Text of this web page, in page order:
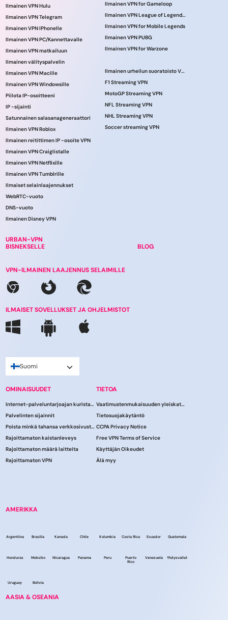
Ilmainen VPN Hulu
Ilmainen VPN Telegram
Ilmainen VPN IPhonelle
Ilmainen VPN PC/Kannettavalle
Ilmainen VPN matkailuun
Ilmainen välityspalvelin
Ilmainen VPN Macille
Ilmainen VPN Windowsille
Piilota IP-osoitteeni
IP -sijainti
Satunnainen salasanageneraattori
Ilmainen VPN Roblox
Ilmainen reitittimen IP -osoite VPN
Ilmainen VPN Craiglistalle
Ilmainen VPN Netflixille
Ilmainen VPN Tumblrille
Ilmaiset selainlaajennukset
WebRTC-vuoto
DNS-vuoto
Ilmainen Disney VPN
URBAN-VPN
BISNEKSELLE
Ilmainen VPN for Gameloop
Ilmainen VPN League of Legendsille
Ilmainen VPN for Mobile Legends
Ilmainen VPN PUBG
Ilmainen VPN for Warzone
Ilmainen urheilun suoratoisto VPN
F1 Streaming VPN
MotoGP Streaming VPN
NFL Streaming VPN
NHL Streaming VPN
Soccer streaming VPN
BLOG
VPN-ILMAINEN LAAJENNUS SELAIMILLE
ILMAISET SOVELLUKSET JA OHJELMISTOT
Suomi
OMINAISUUDET
Internet-palveluntarjoajan kuristaminen
Palvelinten sijainnit
Poista minkä tahansa verkkosivuston esto
Rajoittamaton kaistanleveys
Rajoittamaton määrä laitteita
Rajoittamaton VPN
TIETOA
Vaatimustenmukaisuuden yleiskatsaus
Tietosuojakäytäntö
CCPA Privacy Notice
Free VPN Terms of Service
Käyttäjän Oikeudet
Älä myy
AMERIKKA
Argentiina Brasilia Kanada Chile Kolumbia Costa Rica Ecuador Guatemala
Honduras Meksiko Nicaragua Panama Peru
Puerto
Rico
Venezuela Yhdysvallat
Uruguay Bolivia
AASIA & OSEANIA